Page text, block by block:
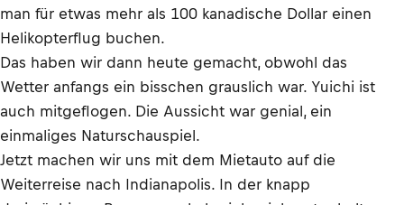
man für etwas mehr als 100 kanadische Dollar einen
Helikopterflug buchen.
Das haben wir dann heute gemacht, obwohl das
Wetter anfangs ein bisschen grauslich war. Yuichi ist
auch mitgeflogen. Die Aussicht war genial, ein
einmaliges Naturschauspiel.
Jetzt machen wir uns mit dem Mietauto auf die
Weiterreise nach Indianapolis. In der knapp